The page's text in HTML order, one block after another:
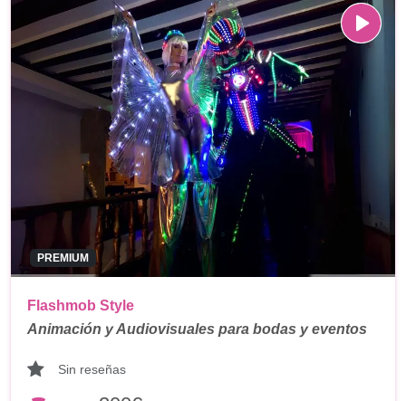
PREMIUM
Flashmob Style
Animación y Audiovisuales para bodas y eventos
Sin reseñas